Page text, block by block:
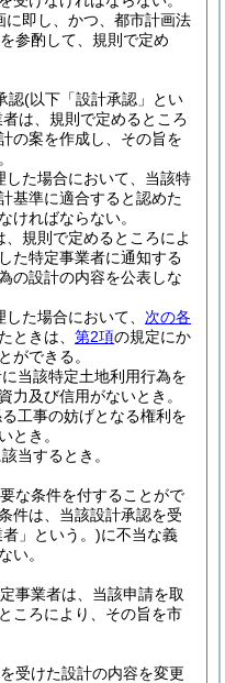
即し、かつ、都市計画法
参酌して、規則で定め
認(以下「設計承認」とい
は、規則で定めるところ
の案を作成し、その旨を
た場合において、当該特
基準に適合すると認めた
ければならない。
規則で定めるところによ
た特定事業者に通知する
の設計の内容を公表しな
た場合において、 次の各
ときは、 第2項の規定にか
ができる。
当該特定土地利用行為を
力及び信用がないとき。
工事の妨げとなる権利を
とき。
当するとき。
な条件を付することがで
件は、当該設計承認を受
」という。)に不当な義
い。
事業者は、当該申請を取
ころにより、その旨を市
受けた設計の内容を変更